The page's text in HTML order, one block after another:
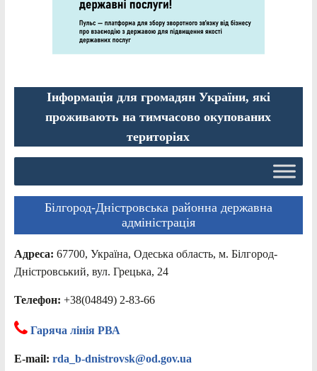
Інформація для громадян України, які
проживають на тимчасово окупованих
територіях
Білгород-Дністровська районна державна
адміністрація
Адреса: 67700, Україна, Одеська область, м. Білгород-
Дністровський, вул. Грецька, 24
Телефон: +38(04849) 2-83-66
Гаряча лінія РВА
E-mail: rda_b-dnistrovsk@od.gov.ua